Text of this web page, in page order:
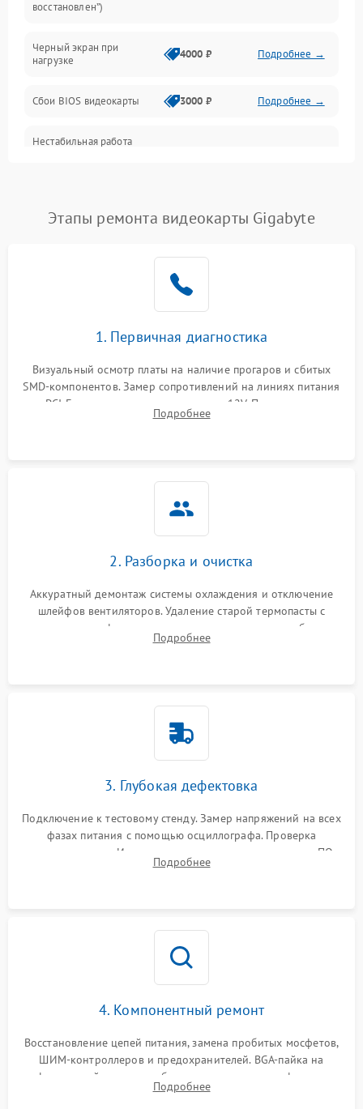
Электропитание
ПО
Электронные компоненты
Общие поломки
Механические повреждения
восстановлен”)
Черный экран при
нагрузке
4000 ₽ Подробнее →
Сбои BIOS видеокарты 3000 ₽ Подробнее →
Нестабильная работа
Этапы ремонта видеокарты Gigabyte
1. Первичная диагностика
Визуальный осмотр платы на наличие прогаров и сбитых
SMD-компонентов. Замер сопротивлений на линиях питания
PCI-E и дополнительных разъемах 12V. Проверка на
короткое замыкание основных дросселей питания GPU и
Подробнее
2. Разборка и очистка
Аккуратный демонтаж системы охлаждения и отключение
шлейфов вентиляторов. Удаление старой термопасты с
кристалла графического чипа и термопрокладок с банок
памяти и зоны VRM. Очистка платы от пыли и окислов.
Подробнее
3. Глубокая дефектовка
Подключение к тестовому стенду. Замер напряжений на всех
фазах питания с помощью осциллографа. Проверка
инициализации. Использование специализированного ПО
MATS
Подробнее
4. Компонентный ремонт
Восстановление цепей питания, замена пробитых мосфетов,
ШИМ-контроллеров и предохранителей. BGA-пайка на
инфракрасной станции реболлинг или замена графического
чипа и дефектной памяти GDDR. Прошивка BIOS
Подробнее